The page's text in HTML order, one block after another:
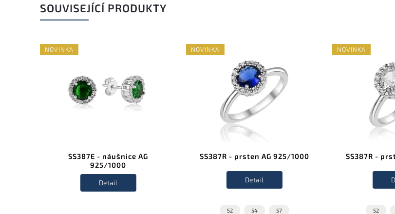
SOUVISEJÍCÍ PRODUKTY
NOVINKA
SS387E - náušnice AG
925/1000
Detail
NOVINKA
SS387R - prsten AG 925/1000
Detail
52 54 57
NOVINKA
SS387R -
52